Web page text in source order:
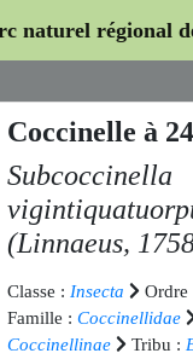
naturel régional
Coccinelle à
Subcoccinella
(Linnaeus,
Classe : Insecta
Famille : Coccinellidae
Coccinellinae
Tribu :